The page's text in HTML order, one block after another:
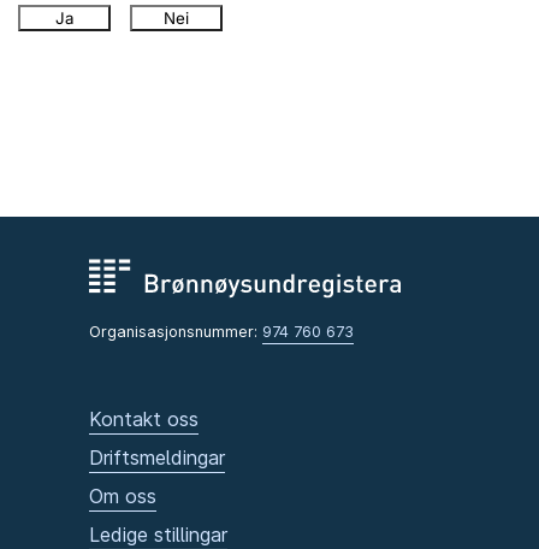
Ja Nei
Organisasjonsnummer: 974 760 673
Kontakt oss
Driftsmeldingar
Om oss
Ledige stillingar